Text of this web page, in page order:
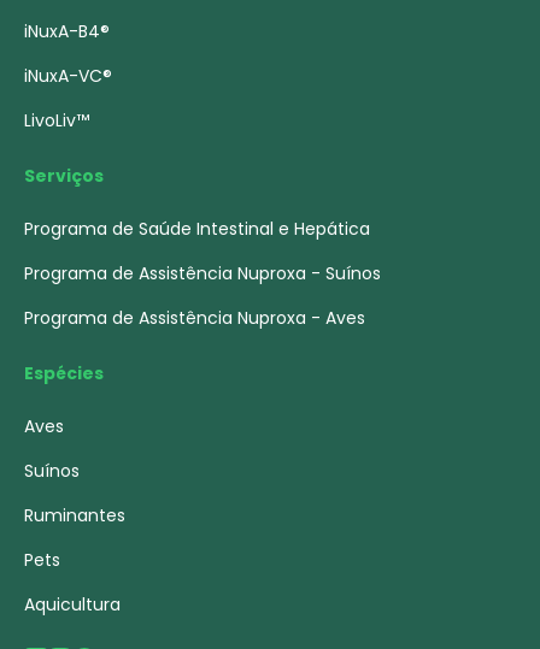
iNuxA-B4®
iNuxA-VC®
LivoLiv™
Serviços
Programa de Saúde Intestinal e Hepática
Programa de Assistência Nuproxa - Suínos
Programa de Assistência Nuproxa - Aves
Espécies
Aves
Suínos
Ruminantes
Pets
Aquicultura